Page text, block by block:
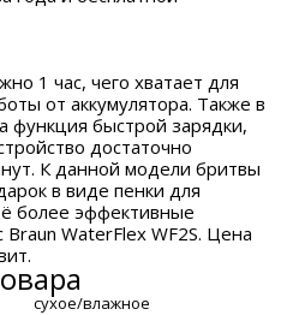
1 час, чего хватает для
от аккумулятора. Также в
функция быстрой зарядки,
достаточно
К данной модели бритвы
в виде пенки для
более эффективные
WaterFlex WF2S. Цена
сухое/влажное